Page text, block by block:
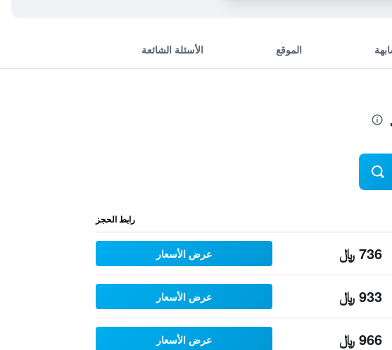
الموقع الأسئلة الشائعة
رابط الحجز
736 ﷼ عرض الأسعار
933 ﷼ عرض الأسعار
966 ﷼ عرض الأسعار